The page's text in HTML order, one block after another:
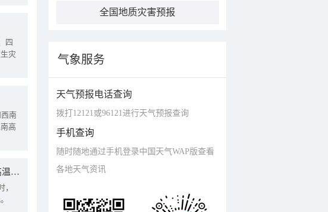
四
灾
南
高
四川陕西等地需警惕降雨叠加致灾 华北南部至江南一带高温频现
全国地质灾害预报
气象服务
天气预报电话查询
拨打12121或96121进行天气预报查询
手机查询
随时随地通过手机登录中国天气WAP版查看
各地天气资讯